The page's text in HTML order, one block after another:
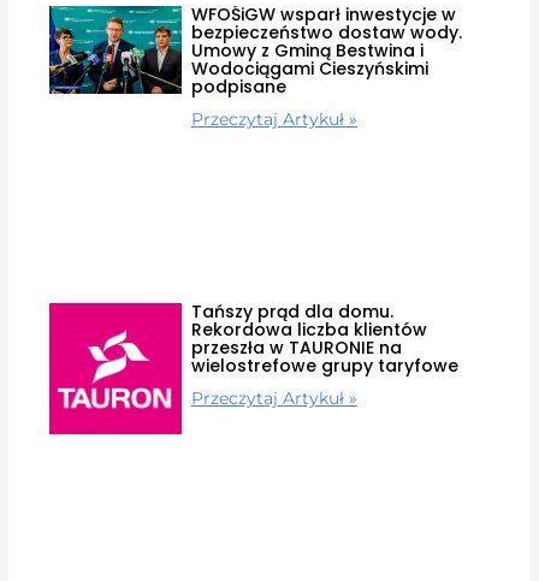
WFOŚiGW wsparł inwestycje w
bezpieczeństwo dostaw wody.
Umowy z Gminą Bestwina i
Wodociągami Cieszyńskimi
podpisane
Przeczytaj Artykuł »
Tańszy prąd dla domu.
Rekordowa liczba klientów
przeszła w TAURONIE na
wielostrefowe grupy taryfowe
Przeczytaj Artykuł »